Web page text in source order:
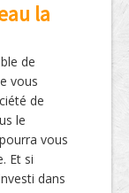
la
de
vous
de
le
vous
Et si
dans